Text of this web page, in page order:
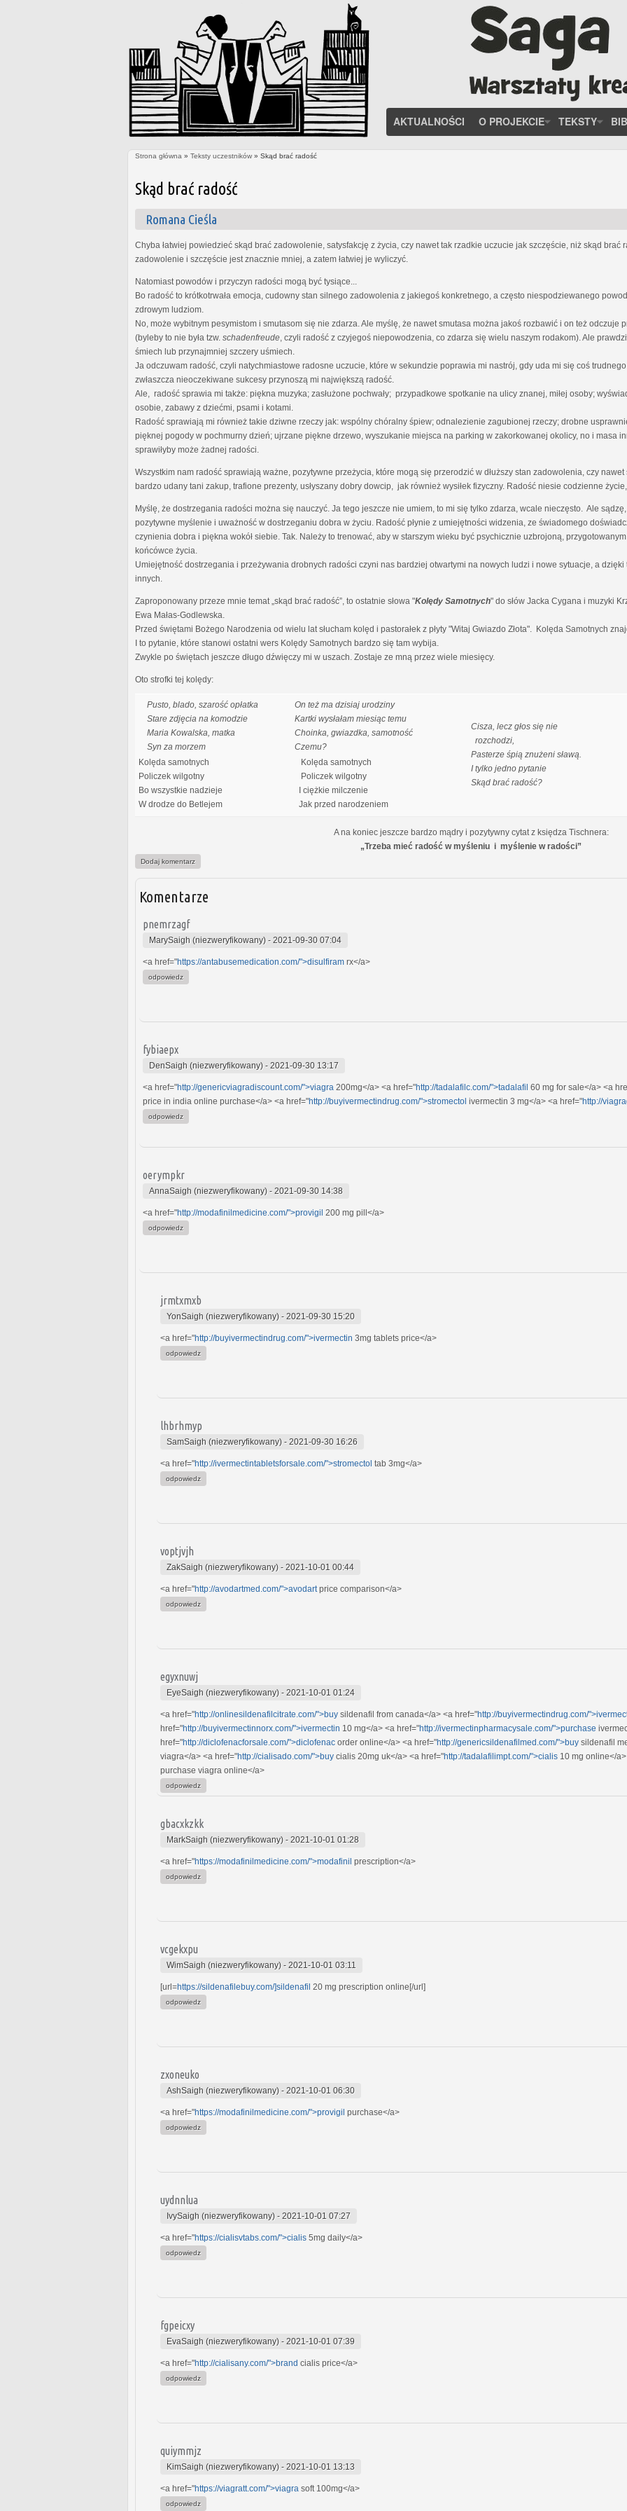
AKTUALNOŚCI O PROJEKCIE TEKSTY
Strona główna » Teksty uczestników » Skąd brać radość
Skąd brać radość
Romana Cieśla
Chyba łatwiej powiedzieć skąd brać zadowolenie, satysfakcję z życia, czy nawet tak rzadkie uczucie jak szczęście, niż skąd brać
zadowolenie i szczęście jest znacznie mniej, a zatem łatwiej je wyliczyć.
Natomiast powodów i przyczyn radości mogą być tysiące...
Bo radość to krótkotrwała emocja, cudowny stan silnego zadowolenia z jakiegoś konkretnego, a często niespodziewanego
zdrowym ludziom.
No, może wybitnym pesymistom i smutasom się nie zdarza. Ale myślę, że nawet smutasa można jakoś rozbawić i on też odczuje
(byleby to nie była tzw. schadenfreude , czyli radość z czyjegoś niepowodzenia, co zdarza się wielu naszym rodakom). Ale
śmiech lub przynajmniej szczery uśmiech.
Ja odczuwam radość, czyli natychmiastowe radosne uczucie, które w sekundzie poprawia mi nastrój, gdy uda mi się coś
zwłaszcza nieoczekiwane sukcesy przynoszą mi największą radość.
Ale, radość sprawia mi także: piękna muzyka; zasłużone pochwały; przypadkowe spotkanie na ulicy znanej, miłej osoby;
osobie, zabawy z dziećmi, psami i kotami.
Radość sprawiają mi również takie dziwne rzeczy jak: wspólny chóralny śpiew; odnalezienie zagubionej rzeczy; drobne
pięknej pogody w pochmurny dzień; ujrzane piękne drzewo, wyszukanie miejsca na parking w zakorkowanej okolicy, no i masa
sprawiłyby może żadnej radości.
Wszystkim nam radość sprawiają ważne, pozytywne przeżycia, które mogą się przerodzić w dłuższy stan zadowolenia, czy
bardzo udany tani zakup, trafione prezenty, usłyszany dobry dowcip, jak również wysiłek fizyczny. Radość niesie codzienne
Myślę, że dostrzegania radości można się nauczyć. Ja tego jeszcze nie umiem, to mi się tylko zdarza, wcale nieczęsto. Ale
pozytywne myślenie i uważność w dostrzeganiu dobra w życiu. Radość płynie z umiejętności widzenia, ze świadomego
czynienia dobra i piękna wokół siebie. Tak. Należy to trenować, aby w starszym wieku być psychicznie uzbrojoną,
końcówce życia.
Umiejętność dostrzegania i przeżywania drobnych radości czyni nas bardziej otwartymi na nowych ludzi i nowe sytuacje, a
innych.
Zaproponowany przeze mnie temat „skąd brać radość”, to ostatnie słowa "Kolędy Samotnych" do słów Jacka Cygana i muzyki
Ewa Małas-Godlewska.
Przed świętami Bożego Narodzenia od wielu lat słucham kolęd i pastorałek z płyty "Witaj Gwiazdo Złota". Kolęda Samotnych
I to pytanie, które stanowi ostatni wers Kolędy Samotnych bardzo się tam wybija.
Zwykle po świętach jeszcze długo dźwięczy mi w uszach. Zostaje ze mną przez wiele miesięcy.
Oto strofki tej kolędy:
Pusto, blado, szarość opłatka
Stare zdjęcia na komodzie
Maria Kowalska, matka
Syn za morzem
Kolęda samotnych
Policzek wilgotny
Bo wszystkie nadzieje
W drodze do Betlejem
On też ma dzisiaj urodziny
Kartki wysłałam miesiąc temu
Choinka, gwiazdka, samotność
Czemu?
Kolęda samotnych
Policzek wilgotny
I ciężkie milczenie
Jak przed narodzeniem
Cisza, lecz głos się nie
rozchodzi,
Pasterze śpią znużeni sławą.
I tylko jedno pytanie
Skąd brać radość?
A na koniec jeszcze bardzo mądry i pozytywny cytat z księdza Tischnera:
„Trzeba mieć radość w myśleniu i myślenie w radości”
Dodaj komentarz
Komentarze
pnemrzagf
MarySaigh (niezweryfikowany) - 2021-09-30 07:04
<a href="https://antabusemedication.com/">disulfiram rx</a>
odpowiedz
fybiaepx
DenSaigh (niezweryfikowany) - 2021-09-30 13:17
<a href="http://genericviagradiscount.com/">viagra 200mg</a> <a href="http://tadalafilc.com/">tadalafil 60 mg for sale</a> <a
price in india online purchase</a> <a href="http://buyivermectindrug.com/">stromectol ivermectin 3 mg</a> <a href="http://
odpowiedz
oerympkr
AnnaSaigh (niezweryfikowany) - 2021-09-30 14:38
<a href="http://modafinilmedicine.com/">provigil 200 mg pill</a>
odpowiedz
jrmtxmxb
YonSaigh (niezweryfikowany) - 2021-09-30 15:20
<a href="http://buyivermectindrug.com/">ivermectin 3mg tablets price</a>
odpowiedz
lhbrhmyp
SamSaigh (niezweryfikowany) - 2021-09-30 16:26
<a href="http://ivermectintabletsforsale.com/">stromectol tab 3mg</a>
odpowiedz
voptjvjh
ZakSaigh (niezweryfikowany) - 2021-10-01 00:44
<a href="http://avodartmed.com/">avodart price comparison</a>
odpowiedz
egyxnuwj
EyeSaigh (niezweryfikowany) - 2021-10-01 01:24
<a href="http://onlinesildenafilcitrate.com/">buy sildenafil from canada</a> <a href="http://buyivermectindrug.com/
href="http://buyivermectinnorx.com/">ivermectin 10 mg</a> <a href="http://ivermectinpharmacysale.com/">purchase
href="http://diclofenacforsale.com/">diclofenac order online</a> <a href="http://genericsildenafilmed.com/">buy sildenafil
viagra</a> <a href="http://cialisado.com/">buy cialis 20mg uk</a> <a href="http://tadalafilimpt.com/">cialis 10 mg online</
purchase viagra online</a>
odpowiedz
gbacxkzkk
MarkSaigh (niezweryfikowany) - 2021-10-01 01:28
<a href="https://modafinilmedicine.com/">modafinil prescription</a>
odpowiedz
vcgekxpu
WimSaigh (niezweryfikowany) - 2021-10-01 03:11
[url=https://sildenafilebuy.com/]sildenafil 20 mg prescription online[/url]
odpowiedz
zxoneuko
AshSaigh (niezweryfikowany) - 2021-10-01 06:30
<a href="https://modafinilmedicine.com/">provigil purchase</a>
odpowiedz
uydnnlua
IvySaigh (niezweryfikowany) - 2021-10-01 07:27
<a href="https://cialisvtabs.com/">cialis 5mg daily</a>
odpowiedz
fgpeicxy
EvaSaigh (niezweryfikowany) - 2021-10-01 07:39
<a href="http://cialisany.com/">brand cialis price</a>
odpowiedz
quiymmjz
KimSaigh (niezweryfikowany) - 2021-10-01 13:13
<a href="https://viagratt.com/">viagra soft 100mg</a>
odpowiedz